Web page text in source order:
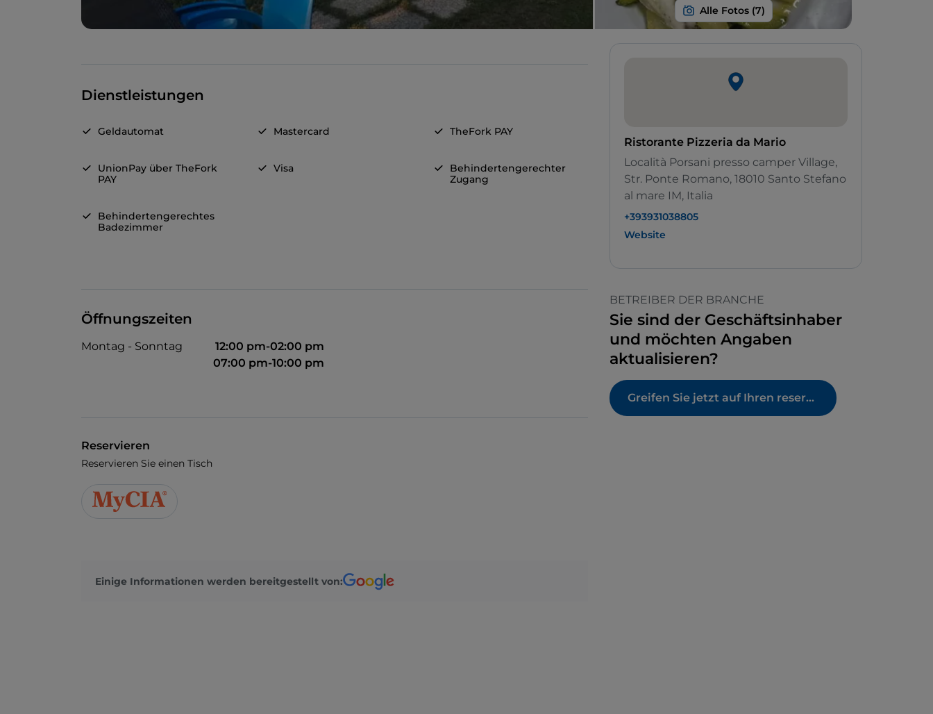
Dienstleistungen
Geldautomat Mastercard TheFork PAY
UnionPay über TheFork
PAY
Visa
Behindertengerechter
Zugang
Behindertengerechtes
Badezimmer
Öffnungszeiten
Montag - Sonntag
12:00 pm-02:00 pm
07:00 pm-10:00 pm
Reservieren
Reservieren Sie einen Tisch
Einige Informationen werden bereitgestellt von:
Ristorante Pizzeria da Mario
Località Porsani presso camper Village,
Str. Ponte Romano, 18010 Santo Stefano
al mare IM, Italia
+393931038805
Website
BETREIBER DER BRANCHE
Sie sind der Geschäftsinhaber
und möchten Angaben
aktualisieren?
Greifen Sie jetzt auf Ihren reservierten Bereich zu